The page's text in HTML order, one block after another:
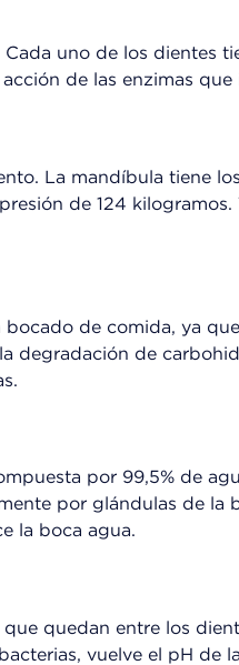
uno de los dientes
de las enzimas
La mandíbula tiene
de 124
bocado de comida, ya
degradación de
por 99,5% de
por glándulas de la
la boca agua.
quedan entre los
vuelve el pH de